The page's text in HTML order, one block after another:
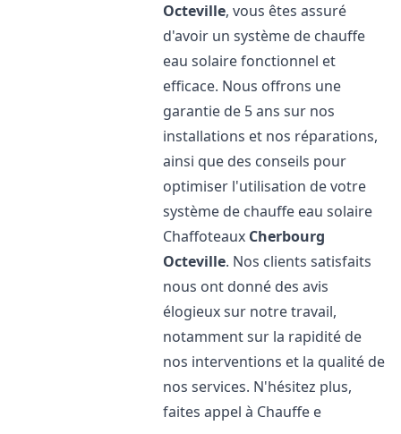
Octeville, vous êtes assuré
d'avoir un système de chauffe
eau solaire fonctionnel et
efficace. Nous offrons une
garantie de 5 ans sur nos
installations et nos réparations,
ainsi que des conseils pour
optimiser l'utilisation de votre
système de chauffe eau solaire
Chaffoteaux Cherbourg
Octeville. Nos clients satisfaits
nous ont donné des avis
élogieux sur notre travail,
notamment sur la rapidité de
nos interventions et la qualité de
nos services. N'hésitez plus,
faites appel à Chauffe e